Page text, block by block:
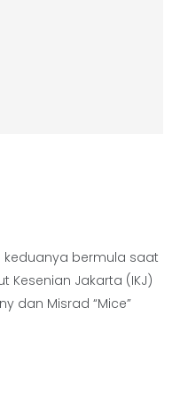
keduanya bermula saat
Kesenian Jakarta (IKJ)
dan Misrad “Mice”